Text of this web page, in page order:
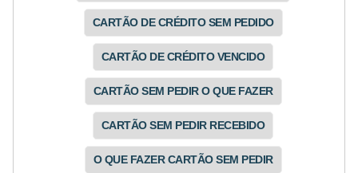
CARTÃO DE CRÉDITO SEM PEDIDO
CARTÃO DE CRÉDITO VENCIDO
CARTÃO SEM PEDIR O QUE FAZER
CARTÃO SEM PEDIR RECEBIDO
O QUE FAZER CARTÃO SEM PEDIR